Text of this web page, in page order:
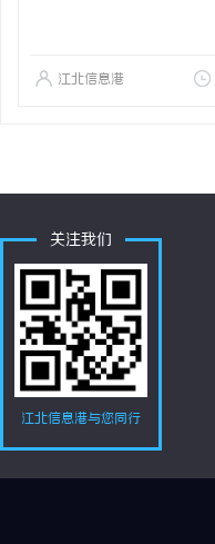
江北信息港
关注我们
江北信息港与您同行